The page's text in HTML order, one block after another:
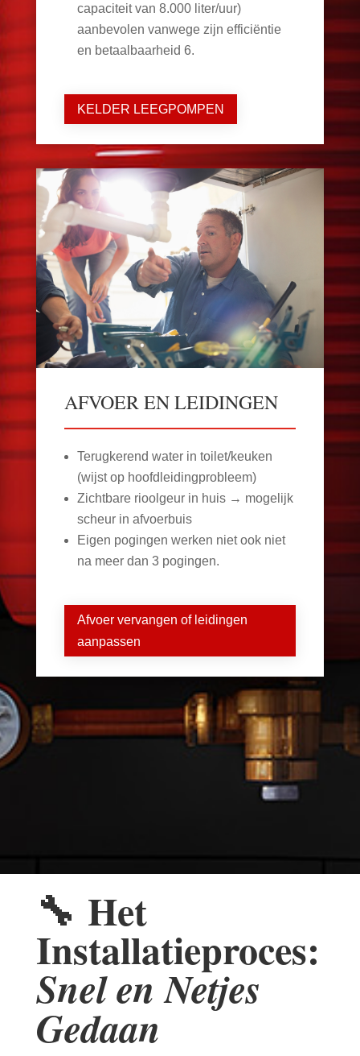
capaciteit van 8.000 liter/uur)
aanbevolen vanwege zijn efficiëntie
en betaalbaarheid 6.
KELDER LEEGPOMPEN
AFVOER EN LEIDINGEN
Terugkerend water in toilet/keuken
(wijst op hoofdleidingprobleem)
Zichtbare rioolgeur in huis → mogelijk
scheur in afvoerbuis
Eigen pogingen werken niet ook niet
na meer dan 3 pogingen.
Afvoer vervangen of leidingen
aanpassen
🔧 Het
Installatieproces:
Snel en Netjes
Gedaan